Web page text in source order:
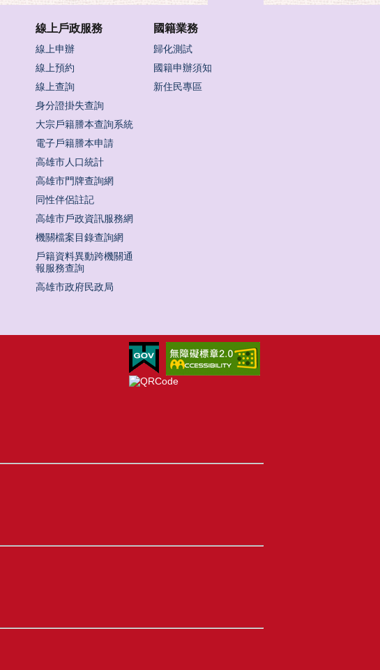
線上戶政服務
線上申辦
線上預約
線上查詢
身分證掛失查詢
大宗戶籍謄本查詢系統
電子戶籍謄本申請
高雄市人口統計
高雄市門牌查詢網
同性伴侶註記
高雄市戶政資訊服務網
機關檔案目錄查詢網
戶籍資料異動跨機關通
報服務查詢
高雄市政府民政局
國籍業務
歸化測試
國籍申辦須知
新住民專區